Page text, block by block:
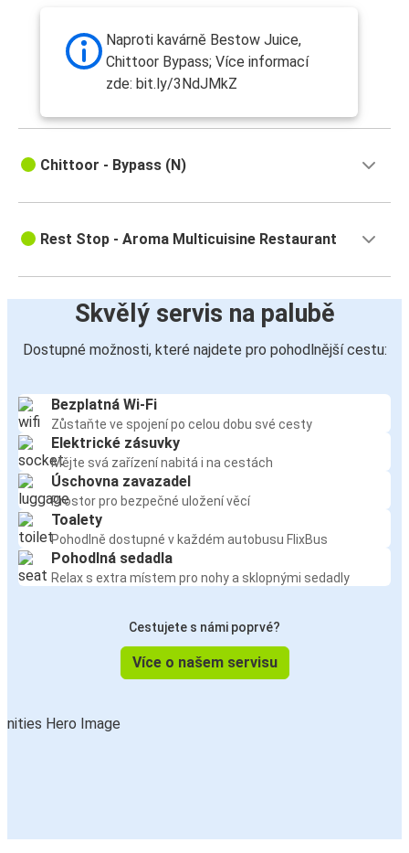
Naproti kavárně Bestow Juice,
Chittoor Bypass; Více informací
zde: bit.ly/3NdJMkZ
Chittoor - Bypass (N)
Rest Stop - Aroma Multicuisine Restaurant
Skvělý servis na palubě
Dostupné možnosti, které najdete pro pohodlnější cestu:
Bezplatná Wi-Fi
Zůstaňte ve spojení po celou dobu své cesty
Elektrické zásuvky
Mějte svá zařízení nabitá i na cestách
Úschovna zavazadel
Prostor pro bezpečné uložení věcí
Toalety
Pohodlně dostupné v každém autobusu FlixBus
Pohodlná sedadla
Relax s extra místem pro nohy a sklopnými sedadly
Cestujete s námi poprvé?
Více o našem servisu